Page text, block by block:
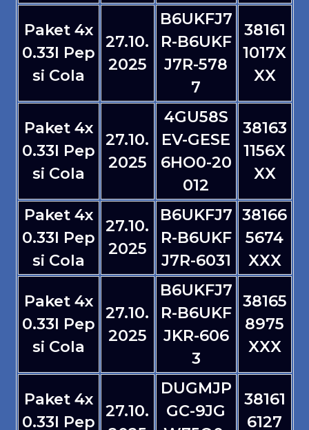
Paket 4x
0.33l Pep
si Cola
27.10.
2025
B6UKFJ7
R-B6UKF
J7R-578
7
38161
1017X
XX
Paket 4x
0.33l Pep
si Cola
27.10.
2025
4GU58S
EV-GESE
6HO0-20
012
38163
1156X
XX
Paket 4x
0.33l Pep
si Cola
27.10.
2025
B6UKFJ7
R-B6UKF
J7R-6031
38166
5674
XXX
Paket 4x
0.33l Pep
si Cola
27.10.
2025
B6UKFJ7
R-B6UKF
JKR-606
3
38165
8975
XXX
Paket 4x
0.33l Pep
27.10.
DUGMJP
GC-9JG
38161
6127